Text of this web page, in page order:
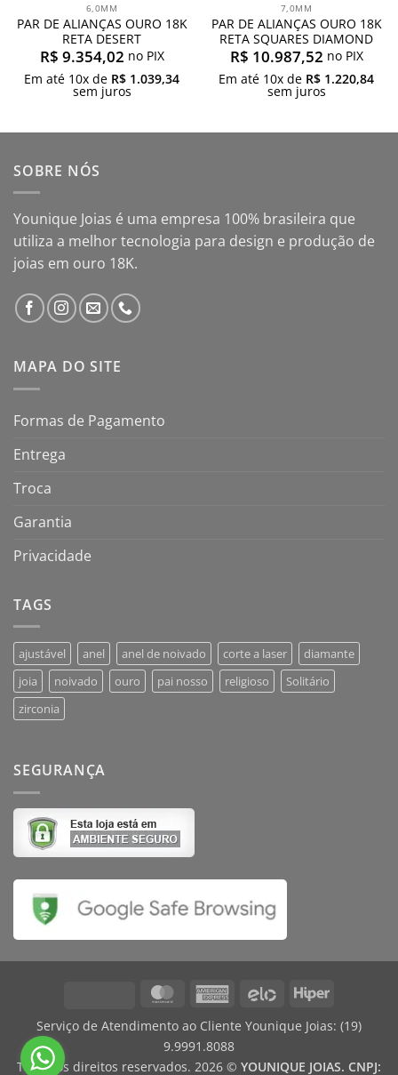
6,0MM
PAR DE ALIANÇAS OURO 18K
RETA DESERT
R$ 9.354,02 no PIX
Em até 10x de R$ 1.039,34
sem juros
7,0MM
PAR DE ALIANÇAS OURO 18K
RETA SQUARES DIAMOND
R$ 10.987,52 no PIX
Em até 10x de R$ 1.220,84
sem juros
SOBRE NÓS
Younique Joias é uma empresa 100% brasileira que
utiliza a melhor tecnologia para design e produção de
joias em ouro 18K.
MAPA DO SITE
Formas de Pagamento
Entrega
Troca
Garantia
Privacidade
TAGS
ajustável anel anel de noivado corte a laser
diamante
joia
noivado ouro pai nosso religioso
Solitário
zirconia
SEGURANÇA
MasterCardAmerican Elo Hiper
Serviço de Atendimento ao Cliente Younique Joias: (19)
9.9991.8088
Todos os direitos reservados. 2026 © YOUNIQUE JOIAS. CNPJ: